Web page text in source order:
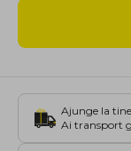
Ajunge la
Ai transport